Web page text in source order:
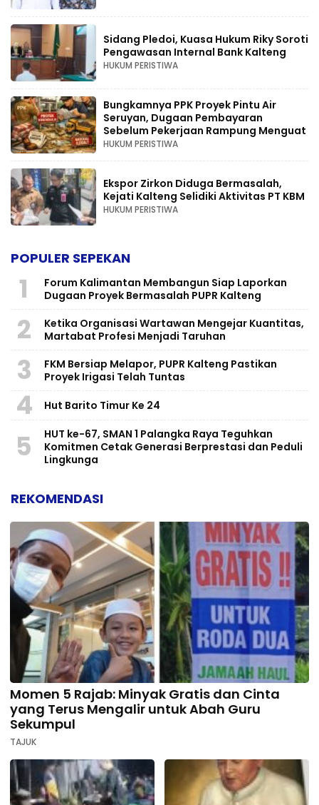
Sidang Pledoi, Kuasa Hukum Riky Soroti
Pengawasan Internal Bank Kalteng
HUKUM PERISTIWA
Bungkamnya PPK Proyek Pintu Air
Seruyan, Dugaan Pembayaran
Sebelum Pekerjaan Rampung Menguat
HUKUM PERISTIWA
Ekspor Zirkon Diduga Bermasalah,
Kejati Kalteng Selidiki Aktivitas PT KBM
HUKUM PERISTIWA
POPULER SEPEKAN
1
Forum Kalimantan Membangun Siap Laporkan
Dugaan Proyek Bermasalah PUPR Kalteng
2
Ketika Organisasi Wartawan Mengejar Kuantitas,
Martabat Profesi Menjadi Taruhan
3
FKM Bersiap Melapor, PUPR Kalteng Pastikan
Proyek Irigasi Telah Tuntas
4 Hut Barito Timur Ke 24
5
HUT ke-67, SMAN 1 Palangka Raya Teguhkan
Komitmen Cetak Generasi Berprestasi dan Peduli
Lingkunga
REKOMENDASI
Momen 5 Rajab: Minyak Gratis dan Cinta
yang Terus Mengalir untuk Abah Guru
Sekumpul
TAJUK